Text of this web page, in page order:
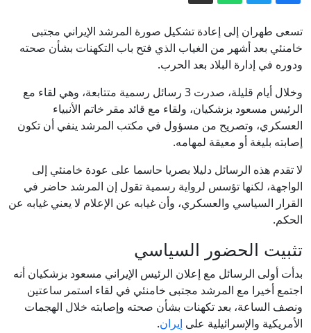
قتلى مدنيون وعسكريون في هجوم
للحوثيين على مأرب
"سياحة القنص" في سراييفو: تحقيقات
أوروبية تبحث عن أدلة بعد ثلاثة عقود
توقيع اتفاقية دفاع مشترك بين السعودية
وباكستان وتركيا
مسؤول سابق في الموساد: لا توقفوا
الضربات في لبنان.. وترامب يكرر أخطاء
أفغانستان
إيران.. ترمب يؤكد السيطرة على هرمز
وطهران تتحدث عن اتفاق وشيك مع
مسقط
تسعى طهران إلى إعادة تشكيل صورة المرشد الإيراني مجتبى
خامنئي بعد أشهر من الغياب الذي فتح باب التكهنات بشأن صحته
ودوره في إدارة البلاد بعد الحرب.
وخلال أيام قليلة، صدرت 3 رسائل رسمية متتابعة، وهي لقاء مع
الرئيس مسعود بزشكيان، ولقاء مع قائد مقر خاتم الأنبياء
العسكري، وتصريح من مسؤول في مكتب المرشد ينفي أن تكون
إصابته بليغة أو معيقة لمهامه.
لا تقدم هذه الرسائل دليلا بصريا حاسما على عودة خامنئي إلى
الواجهة، لكنها تؤسس لرواية رسمية تقول إن المرشد حاضر في
القرار السياسي والعسكري، وأن غيابه عن الإعلام لا يعني غيابه عن
الحكم.
تثبيت الحضور السياسي
بدأت أولى الرسائل مع إعلان الرئيس الإيراني مسعود بزشكيان أنه
اجتمع أخيرا مع المرشد مجتبى خامنئي في لقاء استمر ساعتين
ونصف الساعة، بعد تكهنات بشأن صحته وإصابته خلال الهجمات
الأمريكية والإسرائيلية على إيران.